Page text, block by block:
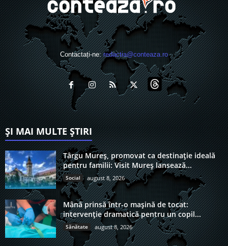
Contactați-ne:redactia@conteaza.ro
ȘI MAI MULTE ȘTIRI
Târgu Mureș, promovat ca destinație ideală
pentru familii: Visit Mureș lansează...
Social august 8, 2026
Mână prinsă într-o mașină de tocat:
intervenție dramatică pentru un copil...
Sănătate august 8, 2026